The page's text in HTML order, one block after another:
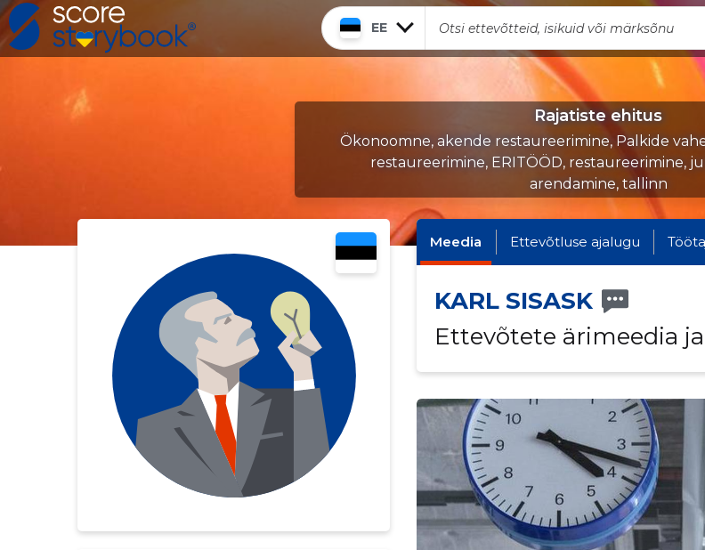
EE
Rajatiste ehitus
Ökonoomne, akende restaureerimine, Palkide
restaureerimine, ERITÖÖD, restaureerimine,
arendamine, tallinn
Meedia Ettevõtluse ajalugu
KARL SISASK
Ettevõtete ärimeedia